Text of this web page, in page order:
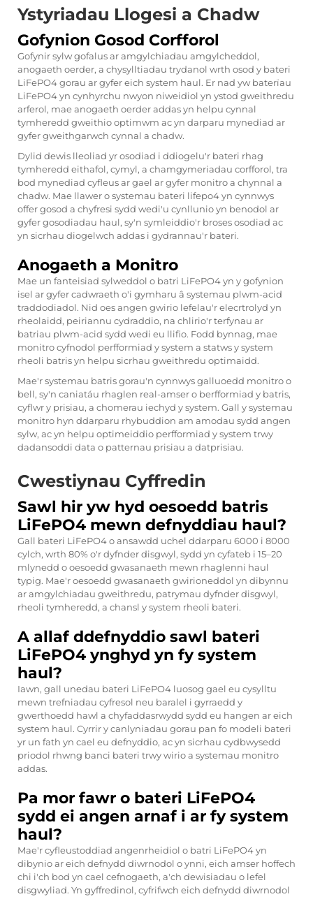
Ystyriadau Llogesi a Chadw
Gofynion Gosod Corfforol
Gofynir sylw gofalus ar amgylchiadau amgylcheddol,
anogaeth oerder, a chysylltiadau trydanol wrth osod y bateri
LiFePO4 gorau ar gyfer eich system haul. Er nad yw baterïau
LiFePO4 yn cynhyrchu nwyon niweidiol yn ystod gweithredu
arferol, mae anogaeth oerder addas yn helpu cynnal
tymheredd gweithio optimwm ac yn darparu mynediad ar
gyfer gweithgarwch cynnal a chadw.
Dylid dewis lleoliad yr osodiad i ddiogelu'r bateri rhag
tymheredd eithafol, cymyl, a chamgymeriadau corfforol, tra
bod mynediad cyfleus ar gael ar gyfer monitro a chynnal a
chadw. Mae llawer o systemau bateri lifepo4 yn cynnwys
offer gosod a chyfresi sydd wedi'u cynllunio yn benodol ar
gyfer gosodiadau haul, sy'n symleiddio'r broses osodiad ac
yn sicrhau diogelwch addas i gydrannau'r bateri.
Anogaeth a Monitro
Mae un fanteisiad sylweddol o batri LiFePO4 yn y gofynion
isel ar gyfer cadwraeth o'i gymharu â systemau plwm-acid
traddodiadol. Nid oes angen gwirio lefelau'r elecrtrolyd yn
rheolaidd, peiriannu cydraddio, na chlirio'r terfynau ar
batriau plwm-acid sydd wedi eu llifio. Fodd bynnag, mae
monitro cyfnodol perfformiad y system a statws y system
rheoli batris yn helpu sicrhau gweithredu optimaidd.
Mae'r systemau batris gorau'n cynnwys galluoedd monitro o
bell, sy'n caniatáu rhaglen real-amser o berfformiad y batris,
cyflwr y prisiau, a chomerau iechyd y system. Gall y systemau
monitro hyn ddarparu rhybuddion am amodau sydd angen
sylw, ac yn helpu optimeiddio perfformiad y system trwy
dadansoddi data o patternau prisiau a datprisiau.
Cwestiynau Cyffredin
Sawl hir yw hyd oesoedd batris
LiFePO4 mewn defnyddiau haul?
Gall bateri LiFePO4 o ansawdd uchel ddarparu 6000 i 8000
cylch, wrth 80% o'r dyfnder disgwyl, sydd yn cyfateb i 15–20
mlynedd o oesoedd gwasanaeth mewn rhaglenni haul
typig. Mae'r oesoedd gwasanaeth gwirioneddol yn dibynnu
ar amgylchiadau gweithredu, patrymau dyfnder disgwyl,
rheoli tymheredd, a chansl y system rheoli bateri.
A allaf ddefnyddio sawl bateri
LiFePO4 ynghyd yn fy system
haul?
Iawn, gall unedau bateri LiFePO4 luosog gael eu cysylltu
mewn trefniadau cyfresol neu baralel i gyrraedd y
gwerthoedd hawl a chyfaddasrwydd sydd eu hangen ar eich
system haul. Cyrrir y canlyniadau gorau pan fo modeli bateri
yr un fath yn cael eu defnyddio, ac yn sicrhau cydbwysedd
priodol rhwng banci bateri trwy wirio a systemau monitro
addas.
Pa mor fawr o bateri LiFePO4
sydd ei angen arnaf i ar fy system
haul?
Mae'r cyfleustoddiad angenrheidiol o batri LiFePO4 yn
dibynio ar eich defnydd diwrnodol o ynni, eich amser hoffech
chi i'ch bod yn cael cefnogaeth, a'ch dewisiadau o lefel
disgwyliad. Yn gyffredinol, cyfrifwch eich defnydd diwrnodol